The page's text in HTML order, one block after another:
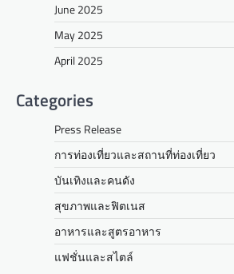
June 2025
May 2025
April 2025
Categories
Press Release
การท่องเที่ยวและสถานที่ท่องเที่ยว
บันเทิงและคนดัง
สุขภาพและฟิตเนส
อาหารและสูตรอาหาร
แฟชั่นและสไตล์